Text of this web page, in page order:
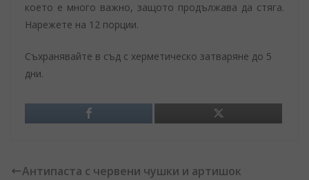
което е много важно, защото продължава да стяга.
Нарежете на 12 порции.
Съхранявайте в съд с херметическо затваряне до 5
дни.
Антипаста с червени чушки и артишок